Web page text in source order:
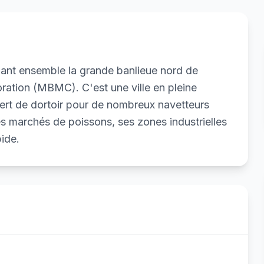
ensemble la grande banlieue nord de
(MBMC). C'est une ville en pleine
de dortoir pour de nombreux navetteurs
marchés de poissons, ses zones industrielles